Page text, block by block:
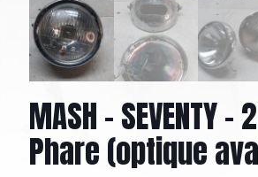
MASH – SEVENTY –
Phare (optique